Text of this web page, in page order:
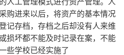
人工管理模式进行资产管理。人
购进来以后，将资产的基本情况
记存档，存档之后却没有人来维
损坏都不能及时记录在案，不能
些学校已经实施了